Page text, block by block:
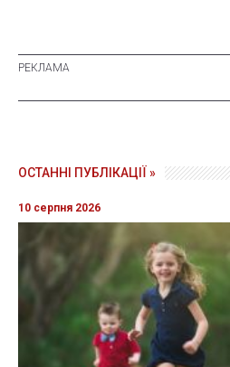
ОСТАННІ ПУБЛІКАЦІЇ »
10 серпня 2026